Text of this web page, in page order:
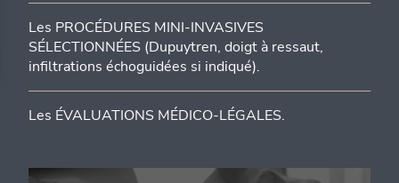
Les PROCÉDURES MINI-INVASIVES
SÉLECTIONNÉES (Dupuytren, doigt à ressaut,
infiltrations échoguidées si indiqué).
Les ÉVALUATIONS MÉDICO-LÉGALES.